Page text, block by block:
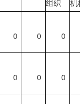
组织
机
0 0 0
0 0 0